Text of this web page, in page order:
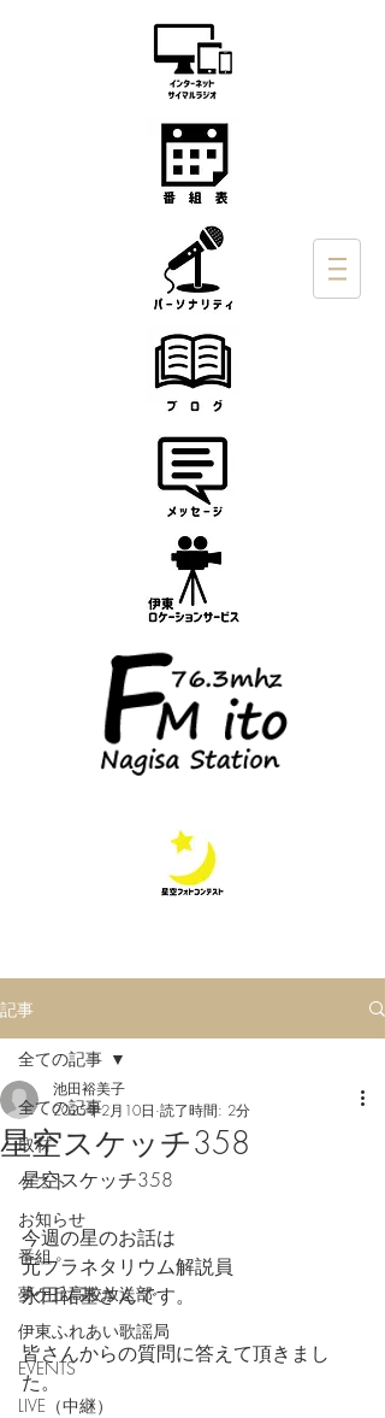
記事
全ての記事
取材
ゲスト
お知らせ
番組
夢ケ丘高校放送部
伊東ふれあい歌謡局
EVENTS
LIVE（中継）
全ての記事
星空スケッチ358
池田裕美子
2025年2月10日 読了時間: 2分
星空スケッチ358
今週の星のお話は
元プラネタリウム解説員
永田祐基さんです。
皆さんからの質問に答えて頂きまし
た。